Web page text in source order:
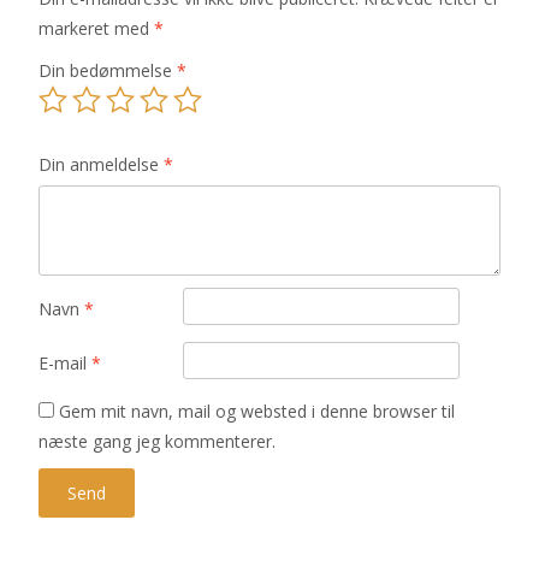
markeret med *
Din bedømmelse *
Din anmeldelse *
Navn *
E-mail *
Gem mit navn, mail og websted i denne browser til
næste gang jeg kommenterer.